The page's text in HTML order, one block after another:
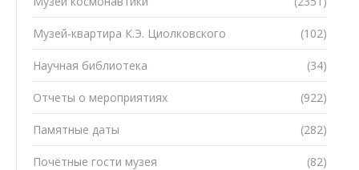
(102)
Музей-квартира К.Э. Циолковского
(34)
Научная библиотека
(922)
Отчеты о мероприятиях
(282)
Памятные даты
(82)
Почётные гости музея